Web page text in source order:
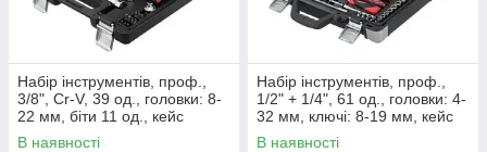
Набір інструментів, проф.,
3/8", Cr-V, 39 од., головки: 8-
22 мм, біти 11 од., кейс
INTERTOOL ET-6039
В наявності
Набір інструментів, проф.,
1/2" + 1/4", 61 од., головки: 4-
32 мм, ключі: 8-19 мм, кейс
INTERTOOL ET-6061
В наявності